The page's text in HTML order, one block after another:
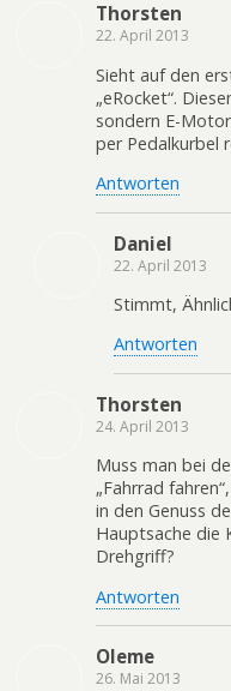
Thorsten
22. April 2013
Sieht auf den
„eRocket“.
sondern E-
per Pedalkurbel
Antworten
Daniel
22. April 2013
Stimmt,
Antworten
Thorsten
24. April 2013
Muss man bei
„Fahrrad
in den Genuss
Hauptsache die
Drehgriff?
Antworten
Oleme
26. Mai 2013